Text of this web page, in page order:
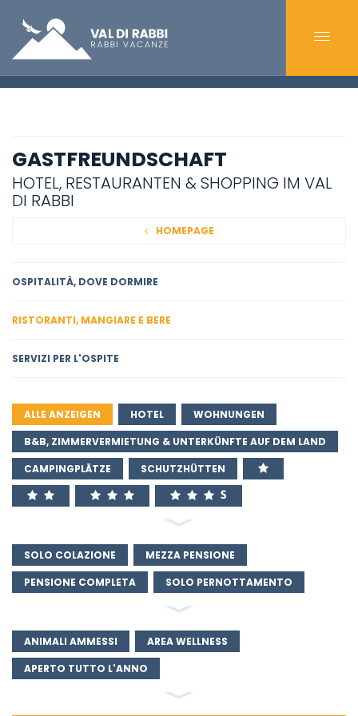
GASTFREUNDSCHAFT
HOTEL, RESTAURANTEN & SHOPPING IM VAL
DI RABBI
HOMEPAGE
OSPITALITÀ, DOVE DORMIRE
RISTORANTI, MANGIARE E BERE
SERVIZI PER L'OSPITE
ALLE ANZEIGEN HOTEL
WOHNUNGEN
B&B, ZIMMERVERMIETUNG & UNTERKÜNFTE AUF DEM LAND
CAMPINGPLÄTZE
SCHUTZHÜTTEN
SOLO COLAZIONE
MEZZA PENSIONE
PENSIONE COMPLETA
SOLO PERNOTTAMENTO
ANIMALI AMMESSI
AREA WELLNESS
APERTO TUTTO L'ANNO